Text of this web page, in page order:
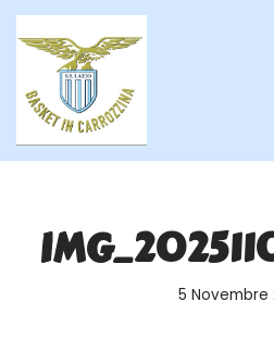
contenuto
5 Novembre